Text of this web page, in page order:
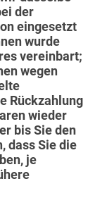
der
eingesetzt
wurde
vereinbart;
wegen
Rückzahlung
wieder
bis Sie den
dass Sie die
je